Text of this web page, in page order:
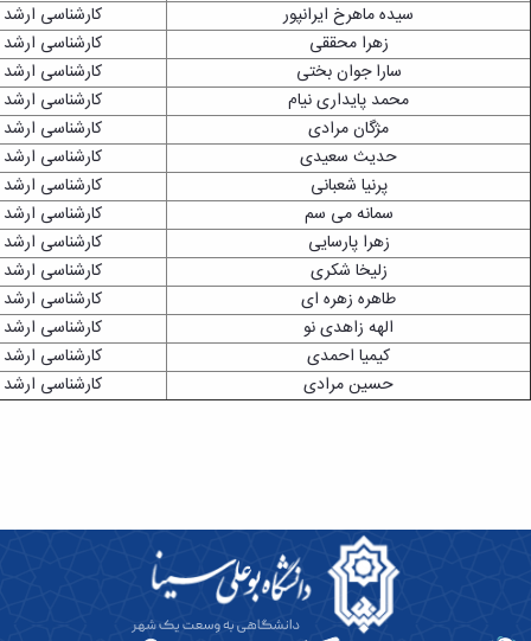
سیده ماهرخ ایرانپور
کارشناسی ارشد
زهرا محققی
کارشناسی ارشد
سارا جوان بختی
کارشناسی ارشد
محمد پایداری نیام
کارشناسی ارشد
مژگان مرادی
کارشناسی ارشد
حدیث سعیدی
کارشناسی ارشد
پرنیا شعبانی
کارشناسی ارشد
سمانه می سم
کارشناسی ارشد
زهرا پارسایی
کارشناسی ارشد
زلیخا شکری
کارشناسی ارشد
طاهره زهره ای
کارشناسی ارشد
الهه زاهدی نو
کارشناسی ارشد
کیمیا احمدی
کارشناسی ارشد
حسین مرادی
کارشناسی ارشد